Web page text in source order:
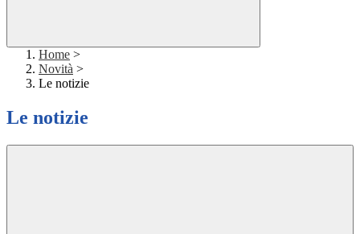
Home >
Novità >
Le notizie
Le notizie